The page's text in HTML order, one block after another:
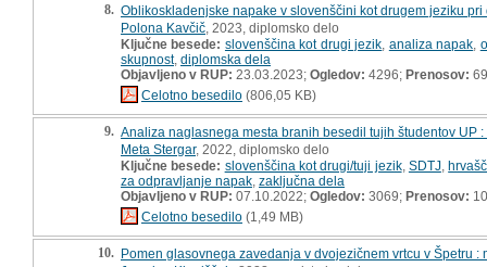
8. Oblikoskladenjske napake v slovenščini kot drugem jeziku
Polona Kavčič , 2023, diplomsko delo
Ključne besede: slovenščina kot drugi jezik analiza napak
skupnost, diplomska dela
Objavljeno v RUP: 23.03.2023; Ogledov: 4296; Prenosov: 69
Celotno besedilo (806,05 KB)
9. Analiza naglasnega mesta branih besedil tujih študentov UP
Meta Stergar, 2022, diplomsko delo
Ključne besede: slovenščina kot drugi/tuji jezik, SDTJ,
za odpravljanje napak zaključna dela
Objavljeno v RUP: 07.10.2022; Ogledov: 3069; Prenosov:
Celotno besedilo (1,49 MB)
10. Pomen glasovnega zavedanja v dvojezičnem vrtcu v Špetru :